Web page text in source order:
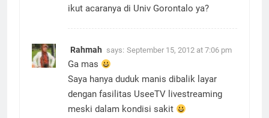
ikut acaranya di Univ Gorontalo ya?
Rahmah says: September 15, 2012 at 7:06 pm
Ga mas
Saya hanya duduk manis dibalik layar
dengan fasilitas UseeTV livestreaming
meski dalam kondisi sakit